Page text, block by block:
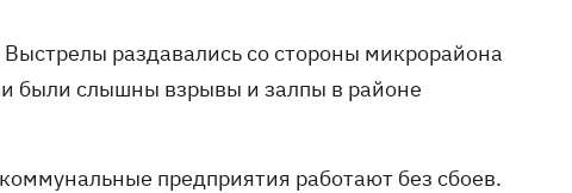
раздавались со стороны микрорайона
были слышны взрывы и залпы в районе
предприятия работают без сбоев.